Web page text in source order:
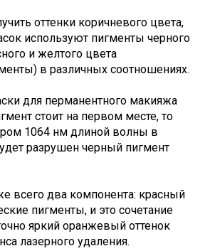
оттенки коричневого цвета,
используют пигменты черного
и желтого цвета
в различных соотношениях.
для перманентного макияжа
стоит на первом месте, то
1064 нм длиной волны в
разрушен черный пигмент
всего два компонента: красный
пигменты, и это сочетание
яркий оранжевый оттенок
лазерного удаления.